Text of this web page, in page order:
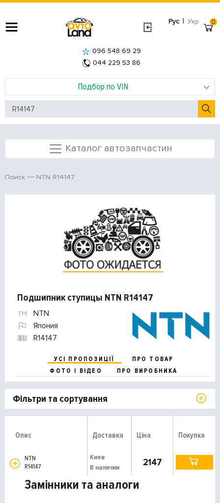
Рус | Укр
Подбор по VIN
096 548 69 29
044 229 53 86
0
Каталог автозапчастин
Поиск NTN R14147
Подшипник ступицы NTN R14147
NTN
Япония
R14147
УСІ ПРОПОЗИЦІЇ
ПРО ТОВАР
ФОТО І ВІДЕО
ПРО ВИРОБНИКА
Фільтри та сортування
Опис Доставка Ціна Покупка
NTN
R14147
Киев
В наличии
2147
Замінники та аналоги